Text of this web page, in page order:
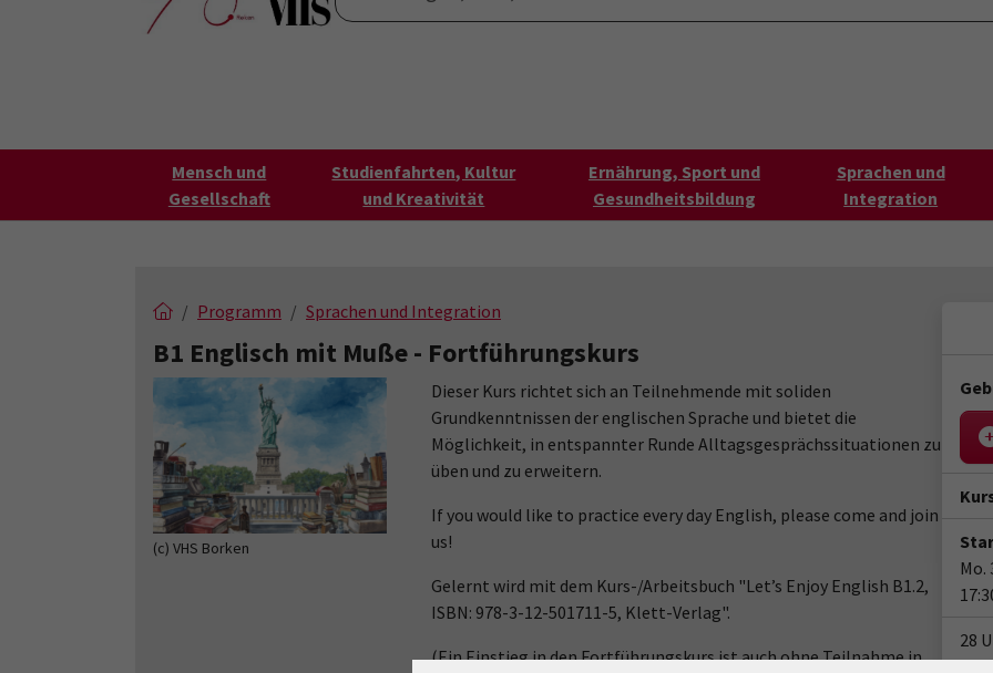
Skip to main contentStartseite Über uns Submenu for "Über uns"
VHS FilmForum Kontaktformular Aktuelles
Mensch und
Gesellschaft
Studienfahrten, Kultur
und Kreativität
Ernährung, Sport und
Gesundheitsbildung
Sprachen und
Integration
Programm Sprachen und Integration
B1 Englisch mit Muße - Fortführungskurs
(c) VHS Borken
Dieser Kurs richtet sich an Teilnehmende mit soliden
Grundkenntnissen der englischen Sprache und bietet die
Möglichkeit, in entspannter Runde Alltagsgesprächssituationen zu
üben und zu erweitern.
If you would like to practice every day English, please come and join
us!
Gelernt wird mit dem Kurs-/Arbeitsbuch "Let’s Enjoy English B1.2,
ISBN: 978-3-12-501711-5, Klett-Verlag".
(Ein Einstieg in den Fortführungskurs ist auch ohne Teilnahme in
Mo.
28